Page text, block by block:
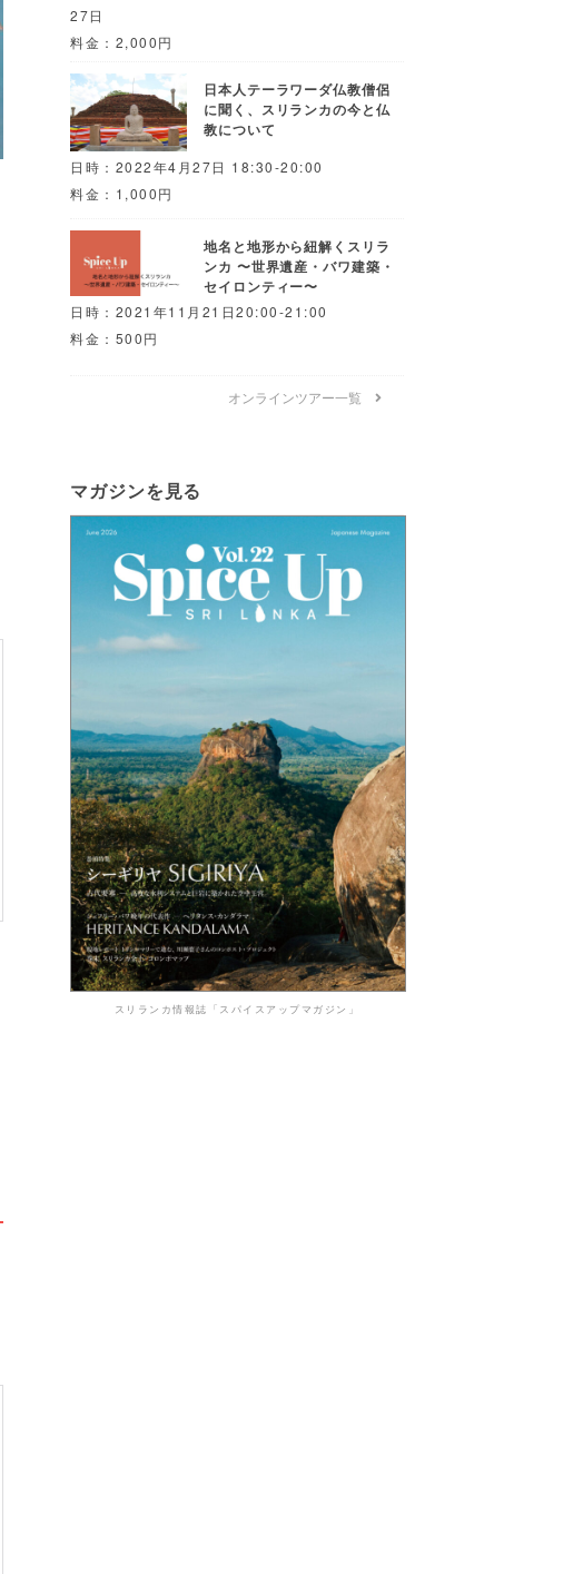
27日
料金：2,000円
日本人テーラワーダ仏教僧侶
に聞く、スリランカの今と仏
教について
日時：2022年4月27日 18:30-20:00
料金：1,000円
地名と地形から紐解くスリラ
ンカ 〜世界遺産・バワ建築・
セイロンティー〜
日時：2021年11月21日20:00-21:00
料金：500円
オンラインツアー一覧
マガジンを見る
スリランカ情報誌「スパイスアップマガジン」